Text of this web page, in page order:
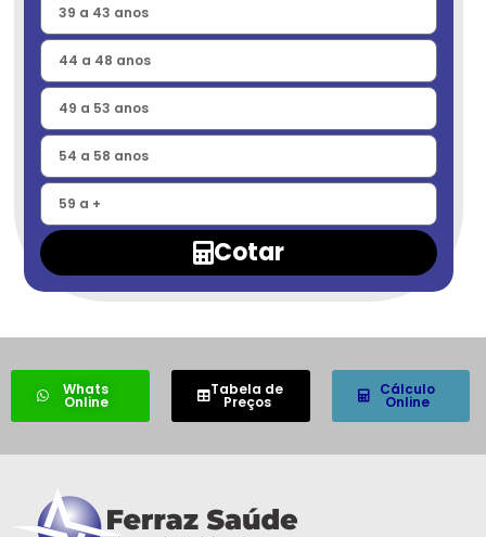
Cotar
Whats
Online
Tabela de
Preços
Cálculo
Online